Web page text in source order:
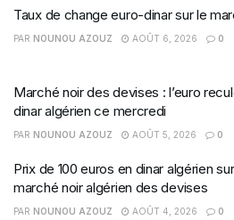
Taux de change euro-dinar sur le
PAR NOUNOU AZOUZ AOÛT 6, 2026 0
Marché noir des devises : l’euro
dinar algérien ce mercredi
PAR NOUNOU AZOUZ AOÛT 5, 2026 0
Prix de 100 euros en dinar algérien
marché noir algérien des devises
PAR NOUNOU AZOUZ AOÛT 4, 2026 0